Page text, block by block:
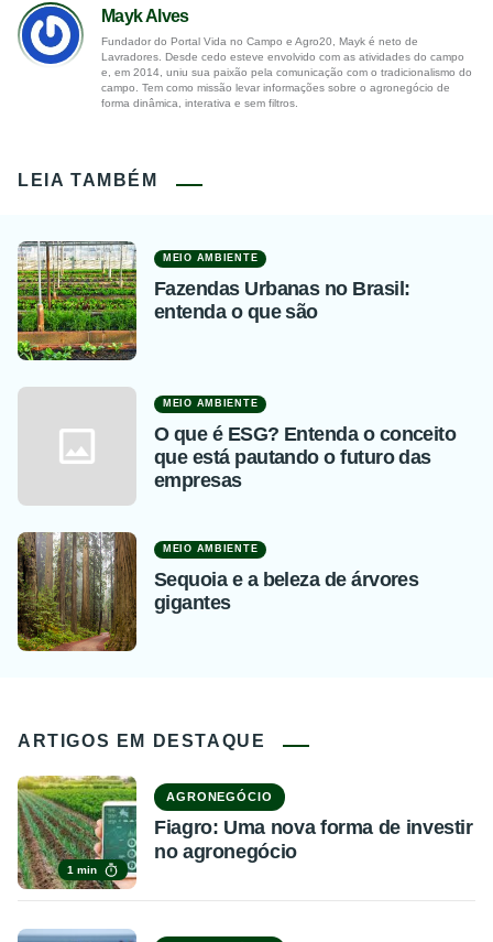
Mayk Alves
Fundador do Portal Vida no Campo e Agro20, Mayk é neto de
Lavradores. Desde cedo esteve envolvido com as atividades do campo
e, em 2014, uniu sua paixão pela comunicação com o tradicionalismo do
campo. Tem como missão levar informações sobre o agronegócio de
forma dinâmica, interativa e sem filtros.
LEIA TAMBÉM
MEIO AMBIENTE
Fazendas Urbanas no Brasil:
entenda o que são
MEIO AMBIENTE
O que é ESG? Entenda o conceito
que está pautando o futuro das
empresas
MEIO AMBIENTE
Sequoia e a beleza de árvores
gigantes
ARTIGOS EM DESTAQUE
1 min
AGRONEGÓCIO
Fiagro: Uma nova forma de investir
no agronegócio